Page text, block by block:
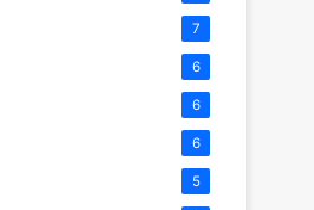
7
6
6
6
5